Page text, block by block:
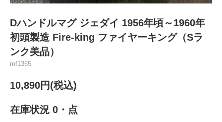
Dハンドルマグ ジェダイ 1956年頃～1960年
初頭製造 Fire-king ファイヤーキング（Sラ
ンク美品）
mf1365
10,890円(税込)
在庫状況 0・点